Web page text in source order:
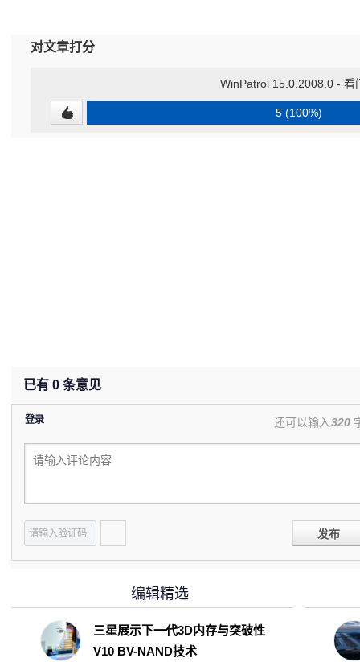
对文章打分
WinPatrol 15.0.2008.0 - 看
5 (100%)
已有 0 条意见
登录 还可以输入320
发布
编辑精选
三星展示下一代3D内存与突破性
V10 BV-NAND技术